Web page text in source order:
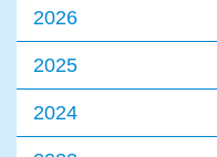
2026
2025
2024